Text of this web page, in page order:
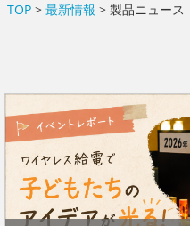
TOP> 最新情報 > 製品ニュース